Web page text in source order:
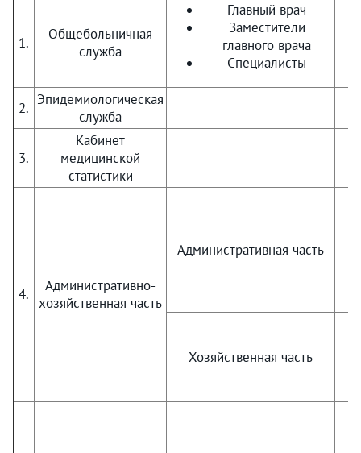
1.
Общебольничная
служба
Главный врач
Заместители
главного врача
Специалисты
2. Эпидемиологическая
служба
3.
Кабинет
медицинской
статистики
4.
Административно-
хозяйственная часть
Административная часть
Хозяйственная часть